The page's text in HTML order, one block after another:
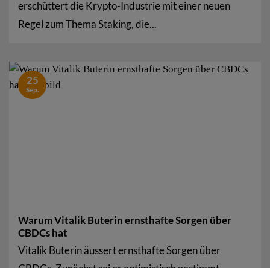
erschüttert die Krypto-Industrie mit einer neuen
Regel zum Thema Staking, die...
Warum Vitalik Buterin ernsthafte Sorgen über
CBDCs hat
Vitalik Buterin äussert ernsthafte Sorgen über
25
Sep.